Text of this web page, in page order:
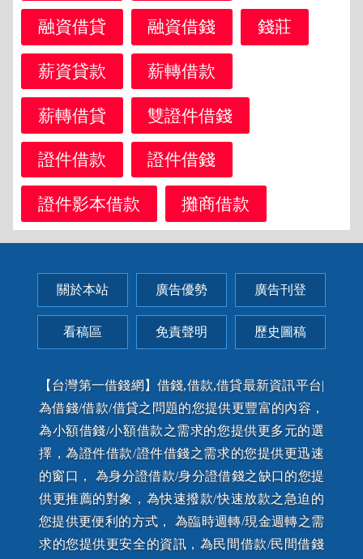
融資借貸 融資借錢 錢莊
薪資貸款 薪轉借款
薪轉借貸 雙證件借錢
證件借款 證件借錢
證件影本借款 攤商借款
關於本站 廣告優勢 廣告刊登
看稿區 免責聲明 歷史圖稿
【台灣第一借錢網】借錢,借款,借貸最新資訊平台|
為借錢/借款/借貸之問題的您提供更豐富的內容，
為小額借錢/小額借款之需求的您提供更多元的選
擇，為證件借款/證件借錢之需求的您提供更迅速
的窗口， 為身分證借款/身分證借錢之缺口的您提
供更推薦的對象，為快速撥款/快速放款之急迫的
您提供更便利的方式， 為臨時週轉/現金週轉之需
求的您提供更安全的資訊，為民間借款/民間借錢